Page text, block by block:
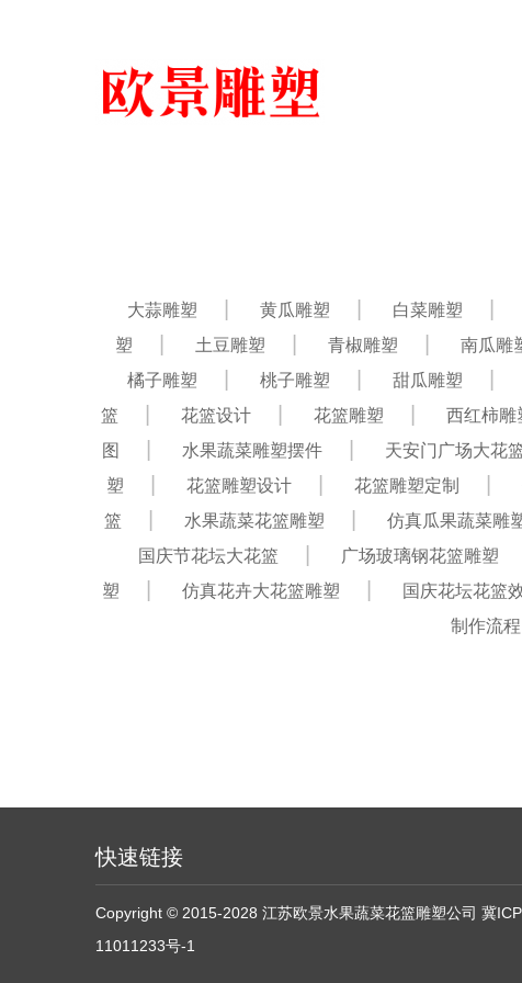
大蒜雕塑 黄瓜雕塑 白菜雕塑
塑
土豆雕塑 青椒雕塑 南瓜雕
橘子雕塑
桃子雕塑 甜瓜雕塑
篮
花篮设计 花篮雕塑 西红柿雕
图
水果蔬菜雕塑摆件 天安门广场大花
塑
花篮雕塑设计 花篮雕塑定制
篮
水果蔬菜花篮雕塑 仿真瓜果蔬菜雕
国庆节花坛大花篮
广场玻璃钢花篮雕塑
塑
仿真花卉大花篮雕塑 国庆花坛花篮
制作流程
快速链接
Copyright © 2015-2028 江苏欧景水果蔬菜花篮雕塑公司 冀
11011233号-1